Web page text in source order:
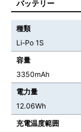
バッテリー
種類
Li-Po 1S
容量
3350mAh
電力量
12.06Wh
充電温度範囲